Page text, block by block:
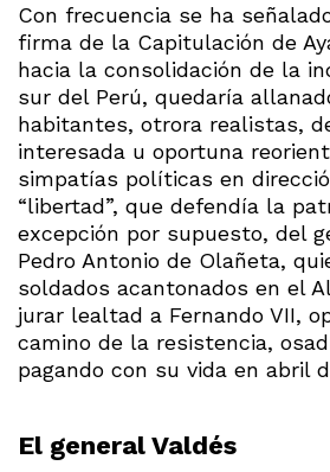
Con frecuencia se ha
firma de la Capitulación de
hacia la consolidación de la
sur del Perú, quedaría
habitantes, otrora realistas,
interesada u oportuna
simpatías políticas en
“libertad”, que defendía la
excepción por supuesto, del
Pedro Antonio de Olañeta,
soldados acantonados en el
jurar lealtad a Fernando VII,
camino de la resistencia,
pagando con su vida en abril
El general Valdés